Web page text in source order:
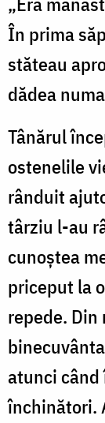
În prima
stăteau
dădea
Tânărul
ostenelile
rânduit
târziu l-au
cunoștea
priceput la
repede.
atunci
închinători.